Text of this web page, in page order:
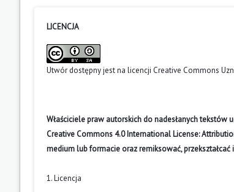
LICENCJA
Utwór dostępny jest na licencji Creative Commons
Właściciele praw autorskich do nadesłanych
Creative Commons 4.0 International License:
medium lub formacie oraz remiksować,
1. Licencja